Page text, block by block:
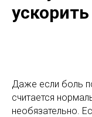
Даже если боль
считается
необязательно.